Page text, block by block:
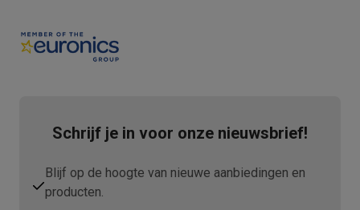
Schrijf je in voor onze nieuwsbrief!
Blijf op de hoogte van nieuwe aanbiedingen en
producten.